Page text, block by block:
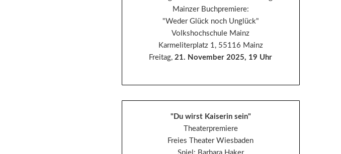
Mainzer Buchpremiere:
"Weder Glück noch Unglück"
Volkshochschule Mainz
Karmeliterplatz 1, 55116 Mainz
Freitag, 21. November 2025, 19 Uhr
"Du wirst Kaiserin sein"
Theaterpremiere
Freies Theater Wiesbaden